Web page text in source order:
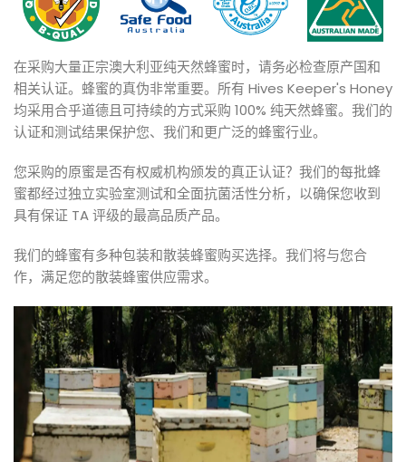
在采购大量正宗澳大利亚纯天然蜂蜜时，请务必检查原产国和
相关认证。蜂蜜的真伪非常重要。所有 Hives Keeper's Honey
均采用合乎道德且可持续的方式采购 100% 纯天然蜂蜜。我们的
认证和测试结果保护您、我们和更广泛的蜂蜜行业。
您采购的原蜜是否有权威机构颁发的真正认证？我们的每批蜂
蜜都经过独立实验室测试和全面抗菌活性分析，以确保您收到
具有保证 TA 评级的最高品质产品。
我们的蜂蜜有多种包装和散装蜂蜜购买选择。我们将与您合
作，满足您的散装蜂蜜供应需求。